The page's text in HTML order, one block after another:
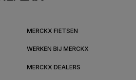
MERCKX FIETSEN
WERKEN BIJ MERCKX
MERCKX DEALERS